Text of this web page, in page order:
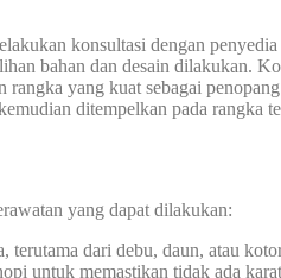
konsultasi dengan
bahan dan desain dilakukan.
yang kuat sebagai
ditempelkan pada rangka
yang dapat dilakukan:
terutama dari debu, daun, atau
untuk memastikan tidak ada